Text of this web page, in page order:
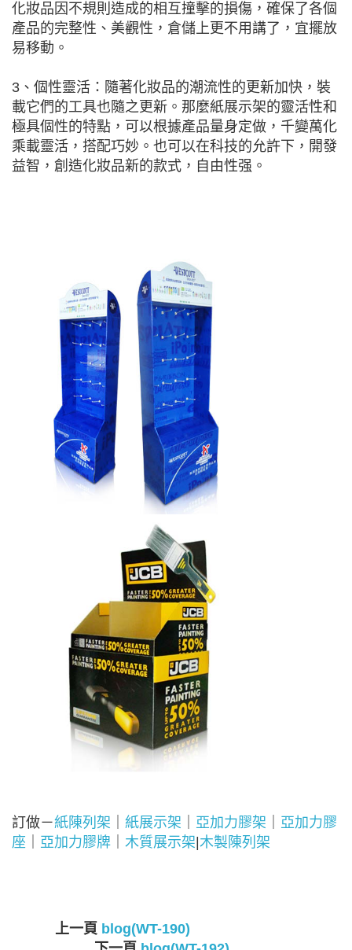
化妝品因不規則造成的相互撞擊的損傷，確保了各個
產品的完整性、美觀性，倉儲上更不用講了，宜擺放
易移動。
3、個性靈活：隨著化妝品的潮流性的更新加快，裝
載它們的工具也隨之更新。那麼紙展示架的靈活性和
極具個性的特點，可以根據產品量身定做，千變萬化
乘載靈活，搭配巧妙。也可以在科技的允許下，開發
益智，創造化妝品新的款式，自由性强。
訂做－紙陳列架 紙展示架 亞加力膠架
亞加力膠
座
亞加力膠牌 木質展示架 木製陳列架
上一頁 blog(WT-190)